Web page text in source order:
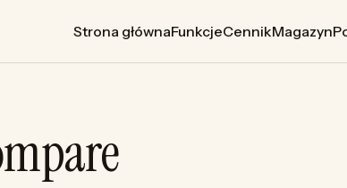
Strona głównaFunkcjeCennikMagazyn